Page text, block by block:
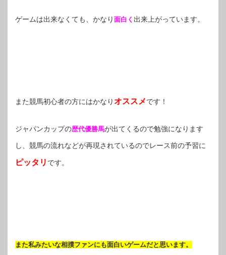
ゲームは出来なくても、かなり 面白く 出来上がっています。
また競馬初心者の方にはかなりオススメです！
ジャパンカップの歴代優勝馬が出てくるので勉強になります
し、競馬の流れなどが再現されているのでレース前の予習に
ピッタリ です。
また私みたいな相撲ファンにも面白いゲームだと思います。